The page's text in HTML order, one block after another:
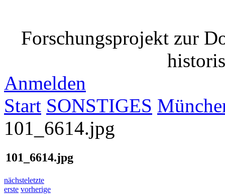
Forschungsprojekt zur
Anmelden
Start SONSTIGES
101_6614.jpg
101_6614.jpg
nächsteletzte
erste vorherige